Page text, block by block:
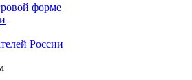
форме
России